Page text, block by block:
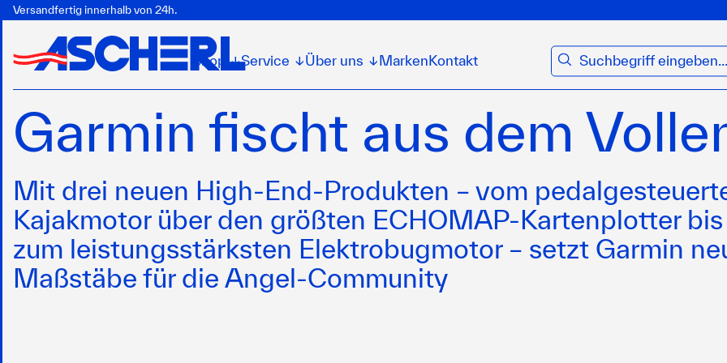
Versandfertig innerhalb von 24h.
Shop ↓Service ↓Über uns ↓ Marken Kontakt suchen
Garmin fischt aus dem
Mit drei neuen High-End-Produkten – vom
Kajakmotor über den größten ECHOMAP-Kartenplotter
zum leistungsstärksten Elektrobugmotor – setzt Garmin
Maßstäbe für die Angel-Community